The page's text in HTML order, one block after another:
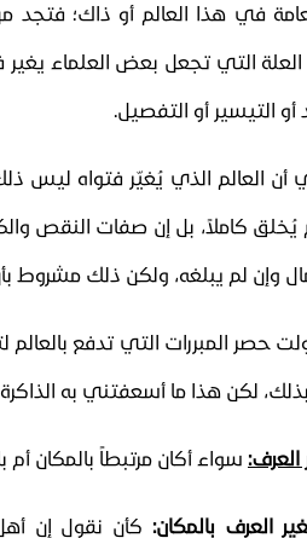
في هذا العالم أو ذاك؛ فتجد
التي تجعل بعض العلماء
أو التيسير أو التفصيل.
أن العالم الذي يُغيّر فتواه
يُخلق كاملاً، بل إن صفات النقص
وإن لم يبلغه، ولكن ذلك مشروط
حصر المبررات التي تدفع
لكن هذا ما أسعفتني به
العرف: سواء أكان مرتبطاً بالمكان أم
العرف بالمكان: كأن نقول إن